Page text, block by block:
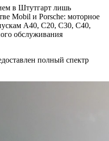
в Штутгарт лишь
Mobil и Porsche: моторное
А40, С20, С30, С40,
обслуживания
полный спектр